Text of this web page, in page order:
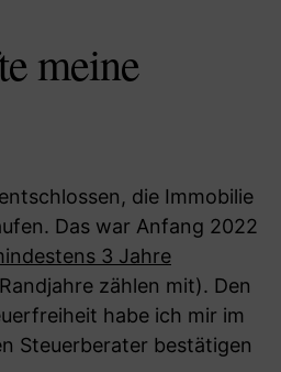
meine
die Immobilie
Das war Anfang 2022
3 Jahre
zählen mit). Den
habe ich mir im
Steuerberater bestätigen